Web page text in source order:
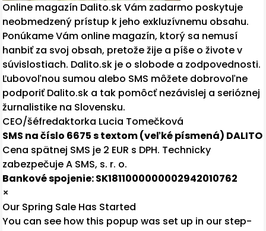
Online magazín Dalito.sk Vám zadarmo poskytuje
neobmedzený prístup k jeho exkluzívnemu obsahu.
Ponúkame Vám online magazín, ktorý sa nemusí
hanbiť za svoj obsah, pretože žije a píše o živote v
súvislostiach. Dalito.sk je o slobode a zodpovednosti.
Ľubovoľnou sumou alebo SMS môžete dobrovoľne
podporiť Dalito.sk a tak pomôcť nezávislej a serióznej
žurnalistike na Slovensku.
CEO/šéfredaktorka Lucia Tomečková
SMS na číslo 6675 s textom (veľké písmená) DALITO
Cena spätnej SMS je 2 EUR s DPH. Technicky
zabezpečuje A SMS, s. r. o.
Bankové spojenie: SK1811000000002942010762
×
Our Spring Sale Has Started
You can see how this popup was set up in our step-